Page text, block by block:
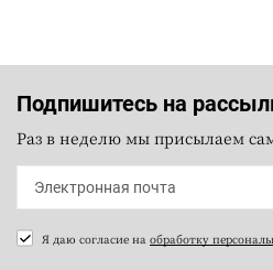
Подпишитесь на
Раз в неделю мы присылаем
Я даю согласие на обработку